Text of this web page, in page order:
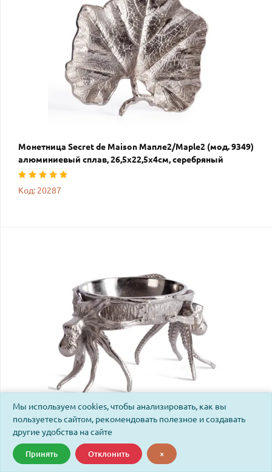
Монетница Secret de Maison Мапле2/Maple2 (мод. 9349)
алюминиевый сплав, 26,5х22,5х4см, серебряный
Код: 20287
Монетница Secret de Maison Октопус1/Octopus1 (мод.
9608) алюминиевый сплав, 23х16х13,5см, серебряный
Мы используем cookies, чтобы анализировать, как вы
пользуетесь сайтом, рекомендовать полезное и создавать
другие удобства на сайте
Принять Отклонить ×